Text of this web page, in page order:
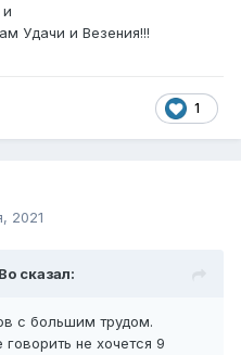
Удачи и Везения!!!
1
2021
сказал:
с большим трудом.
не хочется 9